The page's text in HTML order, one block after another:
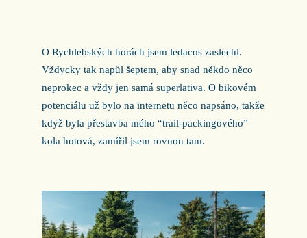
O Rychlebských horách jsem ledacos zaslechl.
Vždycky tak napůl šeptem, aby snad někdo něco
neprokec a vždy jen samá superlativa. O bikovém
potenciálu už bylo na internetu něco napsáno, takže
když byla přestavba mého “trail-packingového”
kola hotová, zamířil jsem rovnou tam.